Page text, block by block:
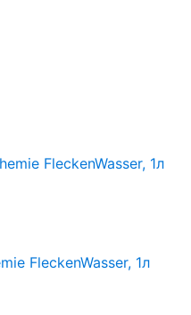
FleckenWasser, 1л